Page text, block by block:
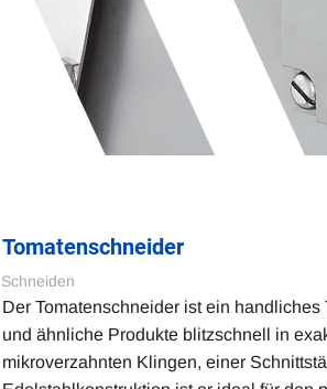
Tomatenschneider
Schneiden
Der Tomatenschneider ist ein
und ähnliche Produkte blitzschnell in
mikroverzahnten Klingen, einer